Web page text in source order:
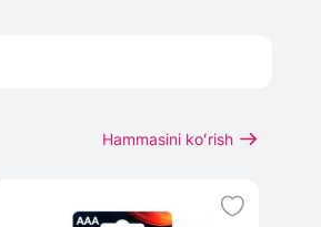
Hammasini koʻrish